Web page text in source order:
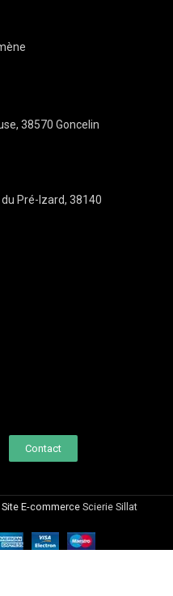
38570 Goncelin
Pré-Izard, 38140
Contact
Site E-commerce Scierie Sillat